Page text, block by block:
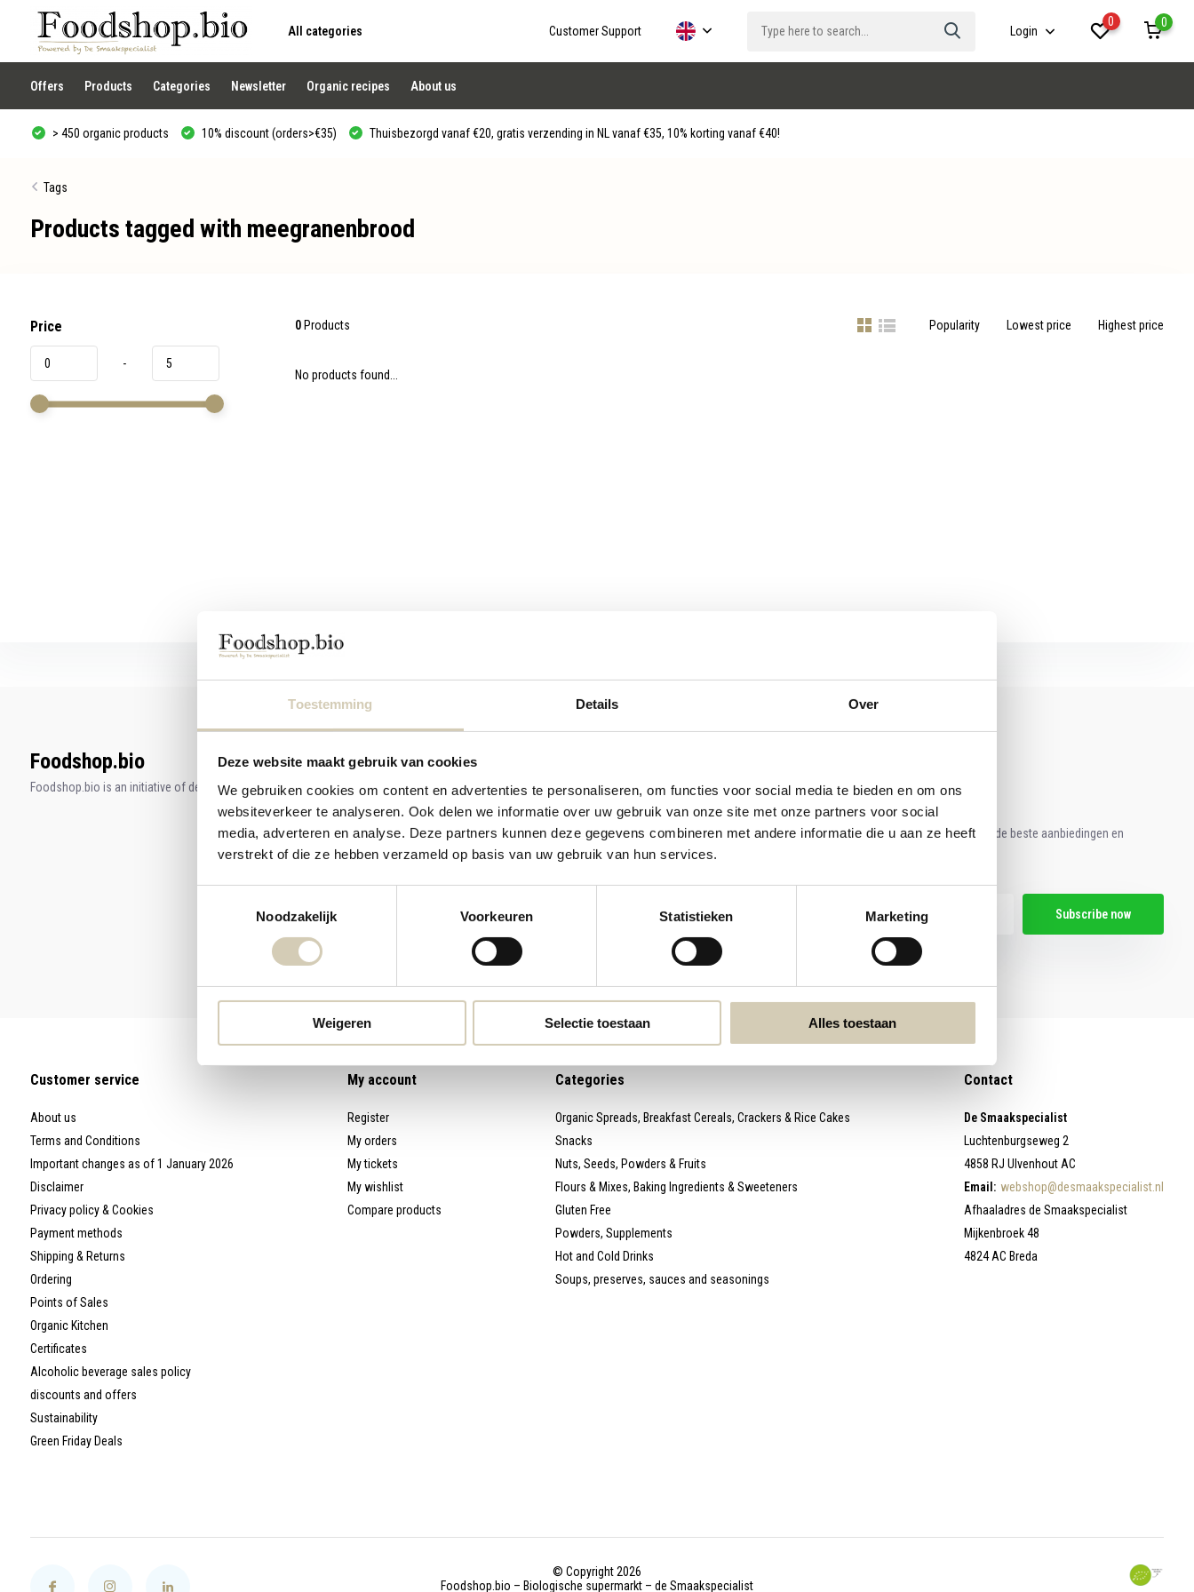
Toestemming Details Over
Deze website maakt gebruik van cookies
We gebruiken cookies om content en advertenties te personaliseren, om functies voor social media te bieden en om ons
websiteverkeer te analyseren. Ook delen we informatie over uw gebruik van onze site met onze partners voor social
media, adverteren en analyse. Deze partners kunnen deze gegevens combineren met andere informatie die u aan ze heeft
verstrekt of die ze hebben verzameld op basis van uw gebruik van hun services.
Noodzakelijk
Voorkeuren Statistieken Marketing
Weigeren Selectie toestaan Alles toestaan
All categories Customer Support Login
0
0
Use
the
up
and
down
arrows
select
Press
enter
go
to
device
users
can
use
touch
and
swipe
Offers Products Categories Newsletter Organic recipes About us
> 450 organic products 10% discount (orders>€35) Thuisbezorgd vanaf €20, gratis verzending in NL vanaf €35, 10% korting vanaf €40!
Tags
Products tagged with meegranenbrood
Price
-
0Products Popularity Lowest price Highest price
No products found...
Foodshop.bio
Foodshop.bio is an initiative of de Smaakspecialist
Contact details
Contact us
webshop@desmaakspecialist.nl
Meld je aan voor onze nieuwsbrief en ontvang de beste aanbiedingen en
Subscribe now
* Read legal restrictions here
Customer service
About us
Terms and Conditions
Important changes as of 1 January 2026
Disclaimer
Privacy policy & Cookies
Payment methods
Shipping & Returns
Ordering
Points of Sales
Organic Kitchen
Certificates
Alcoholic beverage sales policy
discounts and offers
Sustainability
Green Friday Deals
My account
Register
My orders
My tickets
My wishlist
Compare products
Categories
Organic Spreads, Breakfast Cereals, Crackers & Rice Cakes
Snacks
Nuts, Seeds, Powders & Fruits
Flours & Mixes, Baking Ingredients & Sweeteners
Gluten Free
Powders, Supplements
Hot and Cold Drinks
Soups, preserves, sauces and seasonings
Contact
De Smaakspecialist
Luchtenburgseweg 2
4858 RJ Ulvenhout AC
Email: webshop@desmaakspecialist.nl
Afhaaladres de Smaakspecialist
Mijkenbroek 48
4824 AC Breda
© Copyright 2026
Foodshop.bio – Biologische supermarkt – de Smaakspecialist